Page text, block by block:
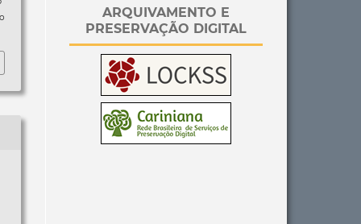
ARQUIVAMENTO E
PRESERVAÇÃO DIGITAL